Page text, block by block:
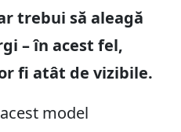
trebui să aleagă
– în acest fel,
fi atât de vizibile.
model